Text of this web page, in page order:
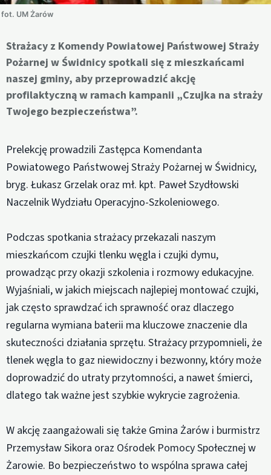
fot. UM Żarów
Strażacy z Komendy Powiatowej Państwowej Straży
Pożarnej w Świdnicy spotkali się z mieszkańcami
naszej gminy, aby przeprowadzić akcję
profilaktyczną w ramach kampanii „Czujka na straży
Twojego bezpieczeństwa”.
Prelekcję prowadzili Zastępca Komendanta
Powiatowego Państwowej Straży Pożarnej w Świdnicy,
bryg. Łukasz Grzelak oraz mł. kpt. Paweł Szydłowski
Naczelnik Wydziału Operacyjno-Szkoleniowego.
Podczas spotkania strażacy przekazali naszym
mieszkańcom czujki tlenku węgla i czujki dymu,
prowadząc przy okazji szkolenia i rozmowy edukacyjne.
Wyjaśniali, w jakich miejscach najlepiej montować czujki,
jak często sprawdzać ich sprawność oraz dlaczego
regularna wymiana baterii ma kluczowe znaczenie dla
skuteczności działania sprzętu. Strażacy przypomnieli, że
tlenek węgla to gaz niewidoczny i bezwonny, który może
doprowadzić do utraty przytomności, a nawet śmierci,
dlatego tak ważne jest szybkie wykrycie zagrożenia.
W akcję zaangażowali się także Gmina Żarów i burmistrz
Przemysław Sikora oraz Ośrodek Pomocy Społecznej w
Żarowie. Bo bezpieczeństwo to wspólna sprawa całej